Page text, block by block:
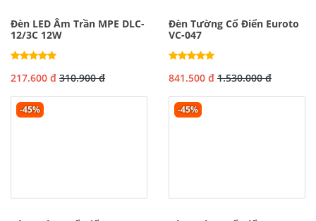
Đèn LED Âm Trần MPE DLC-
12/3C 12W
217.600 đ 310.900 đ
Đèn Tường Cổ Điển Euroto
VC-047
841.500 đ 1.530.000 đ
-45% -45%